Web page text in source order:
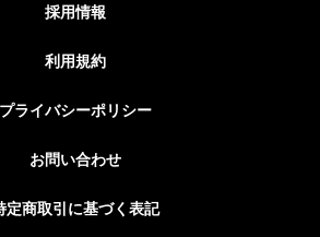
採用情報
利用規約
プライバシーポリシー
お問い合わせ
定商取引に基づく表記